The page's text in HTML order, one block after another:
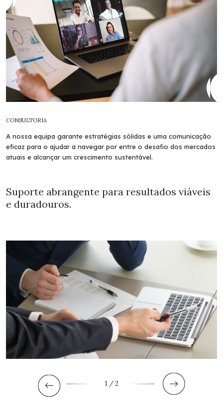
CONSULTORIA
A nossa equipa garante estratégias sólidas e uma comunicação
eficaz para o ajudar a navegar por entre o desafio dos mercados
atuais e alcançar um crescimento sustentável.
Suporte abrangente para resultados viáveis
e duradouros.
1 / 2